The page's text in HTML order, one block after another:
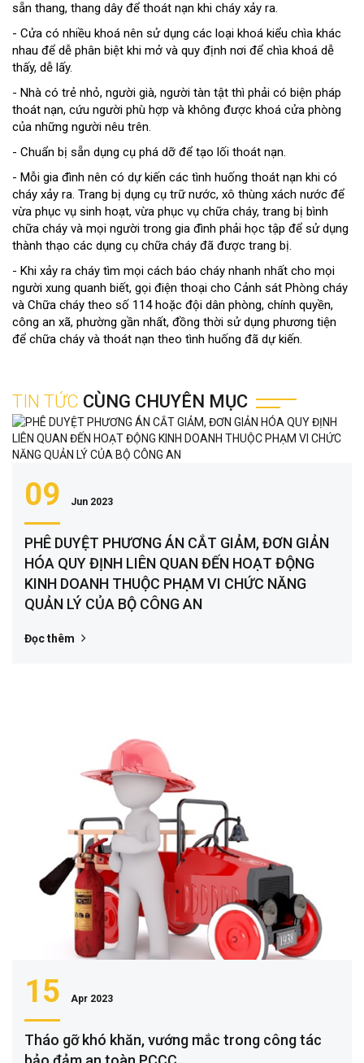
sẵn thang, thang dây để thoát nạn khi cháy xảy ra.
- Cửa có nhiều khoá nên sử dụng các loại khoá kiểu chìa khác
nhau để dễ phân biệt khi mở và quy định nơi để chìa khoá dễ
thấy, dễ lấy.
- Nhà có trẻ nhỏ, người già, người tàn tật thì phải có biện pháp
thoát nạn, cứu người phù hợp và không được khoá cửa phòng
của những người nêu trên.
- Chuẩn bị sẵn dụng cụ phá dỡ để tạo lối thoát nạn.
- Mỗi gia đình nên có dự kiến các tình huống thoát nạn khi có
cháy xảy ra. Trang bị dụng cụ trữ nước, xô thùng xách nước để
vừa phục vụ sinh hoạt, vừa phục vụ chữa cháy, trang bị bình
chữa cháy và mọi người trong gia đình phải học tập để sử dụng
thành thạo các dụng cụ chữa cháy đã được trang bị.
- Khi xảy ra cháy tìm mọi cách báo cháy nhanh nhất cho mọi
người xung quanh biết, gọi điện thoại cho Cảnh sát Phòng cháy
và Chữa cháy theo số 114 hoặc đội dân phòng, chính quyền,
công an xã, phường gần nhất, đồng thời sử dụng phương tiện
để chữa cháy và thoát nạn theo tình huống đã dự kiến.
TIN TỨC CÙNG CHUYÊN MỤC
09 Jun 2023
PHÊ DUYỆT PHƯƠNG ÁN CẮT GIẢM, ĐƠN GIẢN
HÓA QUY ĐỊNH LIÊN QUAN ĐẾN HOẠT ĐỘNG
KINH DOANH THUỘC PHẠM VI CHỨC NĂNG
QUẢN LÝ CỦA BỘ CÔNG AN
Đọc thêm
15 Apr 2023
Tháo gỡ khó khăn, vướng mắc trong công tác